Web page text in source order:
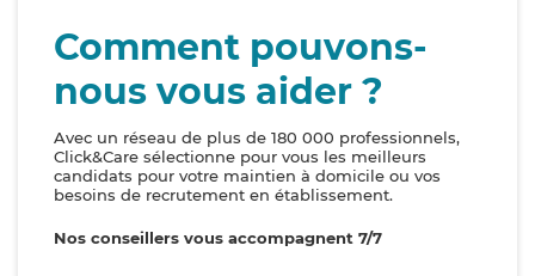
Comment pouvons-
nous vous aider ?
Avec un réseau de plus de 180 000 professionnels,
Click&Care sélectionne pour vous les meilleurs
candidats pour votre maintien à domicile ou vos
besoins de recrutement en établissement.
Nos conseillers vous accompagnent 7/7